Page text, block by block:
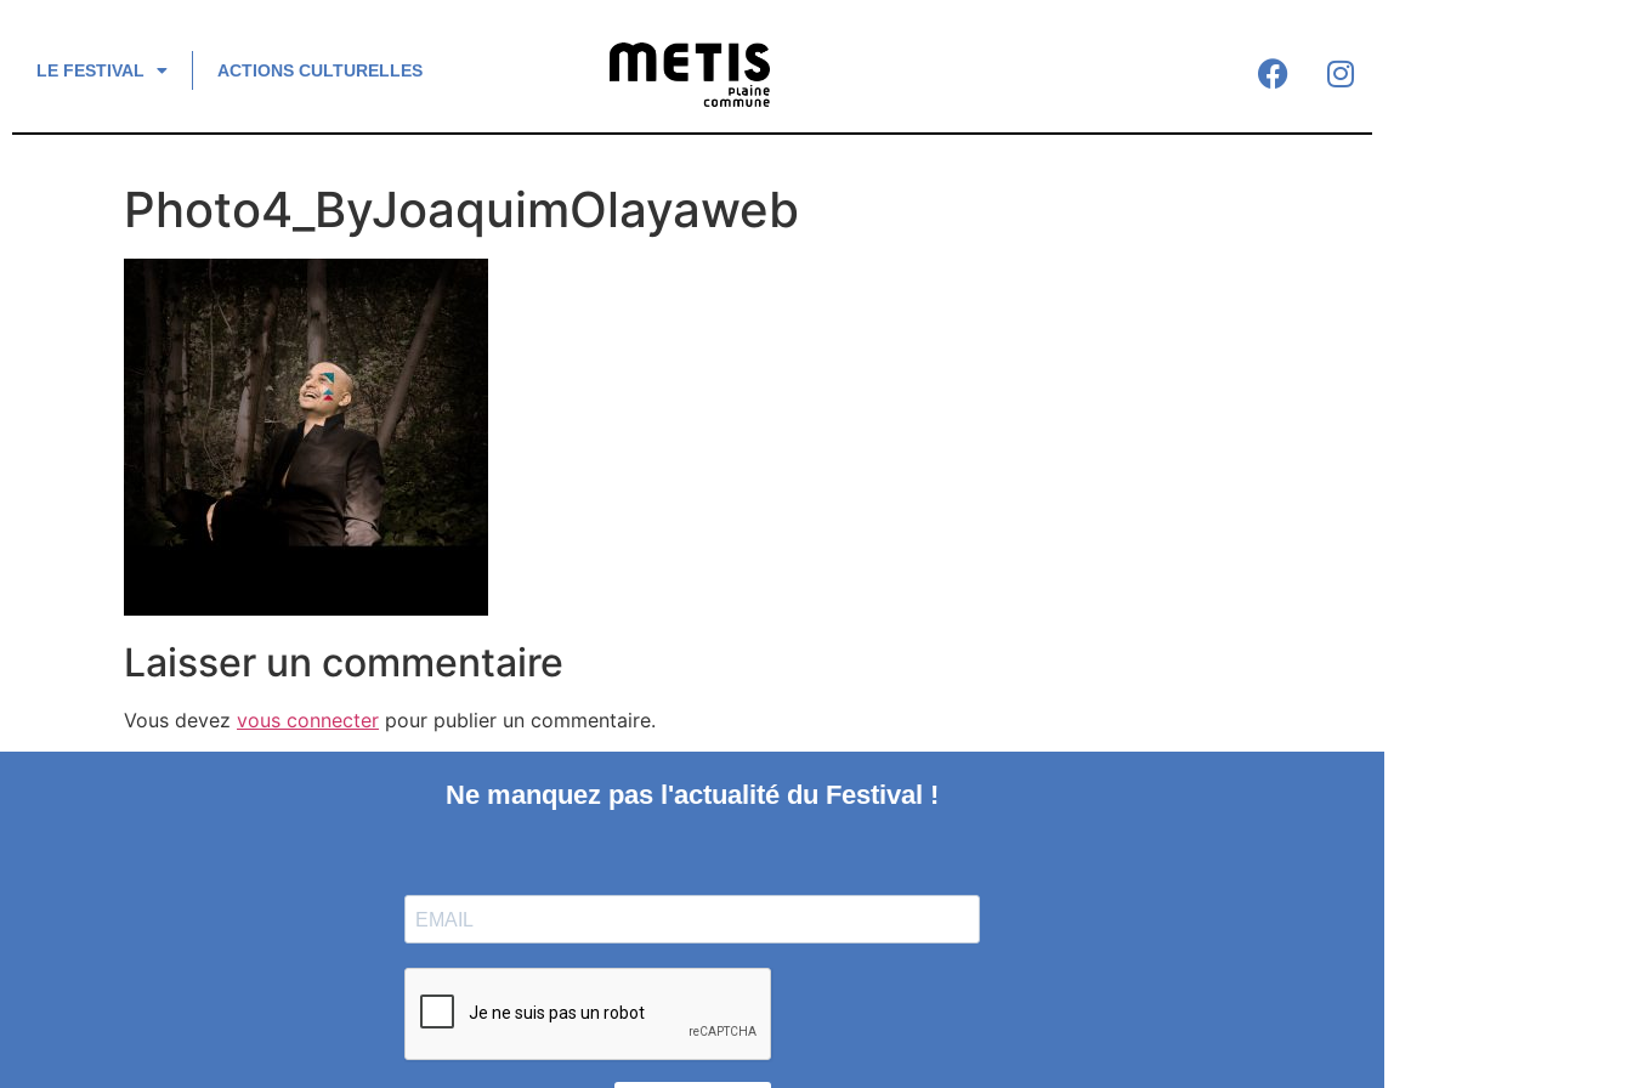
LE FESTIVAL ACTIONS CULTURELLES
Photo4_ByJoaquimOlayaweb
Laisser un commentaire
Vous devez vous connecter pour publier un commentaire.
Ne manquez pas l'actualité du Festival !